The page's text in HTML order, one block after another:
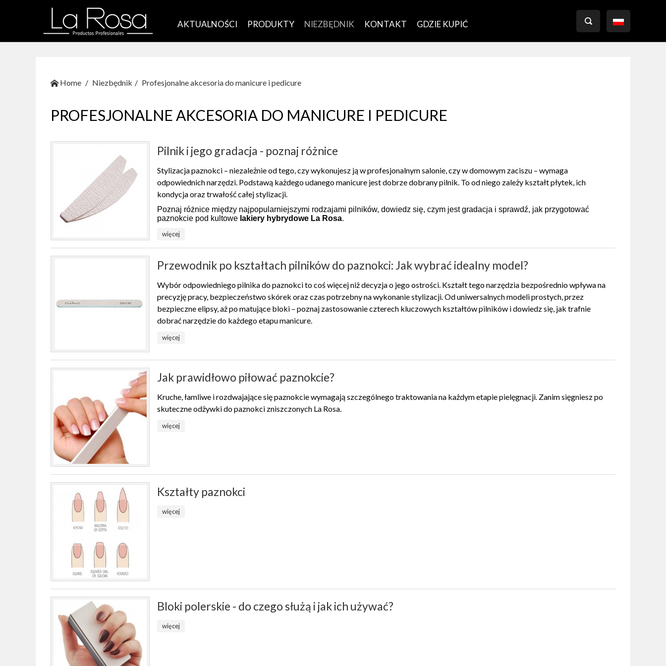
AKTUALNOŚCI PRODUKTY NIEZBĘDNIK KONTAKT GDZIE KUPIĆ 
Home Niezbędnik Profesjonalne akcesoria do manicure i pedicure
PROFESJONALNE AKCESORIA DO MANICURE I PEDICURE
Pilnik i jego gradacja - poznaj różnice
Stylizacja paznokci – niezależnie od tego, czy wykonujesz ją w profesjonalnym salonie, czy w domowym zaciszu – wymaga
odpowiednich narzędzi. Podstawą każdego udanego manicure jest dobrze dobrany pilnik. To od niego zależy kształt płytek, ich
kondycja oraz trwałość całej stylizacji.
Poznaj różnice między najpopularniejszymi rodzajami pilników, dowiedz się, czym jest gradacja i sprawdź, jak przygotować
paznokcie pod kultowe lakiery hybrydowe La Rosa.
więcej
Przewodnik po kształtach pilników do paznokci: Jak wybrać idealny model?
Wybór odpowiedniego pilnika do paznokci to coś więcej niż decyzja o jego ostrości. Kształt tego narzędzia bezpośrednio wpływa na
precyzję pracy, bezpieczeństwo skórek oraz czas potrzebny na wykonanie stylizacji. Od uniwersalnych modeli prostych, przez
bezpieczne elipsy, aż po matujące bloki – poznaj zastosowanie czterech kluczowych kształtów pilników i dowiedz się, jak trafnie
dobrać narzędzie do każdego etapu manicure.
więcej
Jak prawidłowo piłować paznokcie?
Kruche, łamliwe i rozdwajające się paznokcie wymagają szczególnego traktowania na każdym etapie pielęgnacji. Zanim sięgniesz po
skuteczne odżywki do paznokci zniszczonych La Rosa.
więcej
Kształty paznokci
więcej
Bloki polerskie - do czego służą i jak ich używać?
więcej